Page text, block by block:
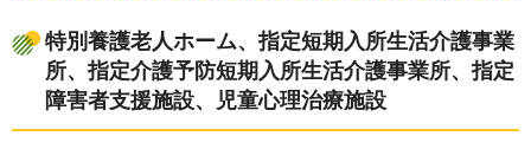
特別養護老人ホーム、指定短期入所生活介護事業
所、指定介護予防短期入所生活介護事業所、指定
障害者支援施設、児童心理治療施設